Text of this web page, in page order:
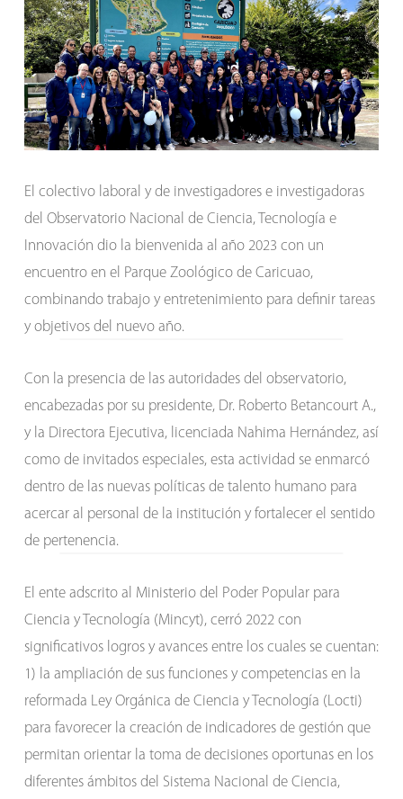
El colectivo laboral y de investigadores e investigadoras
del Observatorio Nacional de Ciencia, Tecnología e
Innovación dio la bienvenida al año 2023 con un
encuentro en el Parque Zoológico de Caricuao,
combinando trabajo y entretenimiento para definir tareas
y objetivos del nuevo año.
Con la presencia de las autoridades del observatorio,
encabezadas por su presidente, Dr. Roberto Betancourt A.,
y la Directora Ejecutiva, licenciada Nahima Hernández, así
como de invitados especiales, esta actividad se enmarcó
dentro de las nuevas políticas de talento humano para
acercar al personal de la institución y fortalecer el sentido
de pertenencia.
El ente adscrito al Ministerio del Poder Popular para
Ciencia y Tecnología (Mincyt), cerró 2022 con
significativos logros y avances entre los cuales se cuentan:
1) la ampliación de sus funciones y competencias en la
reformada Ley Orgánica de Ciencia y Tecnología (Locti)
para favorecer la creación de indicadores de gestión que
permitan orientar la toma de decisiones oportunas en los
diferentes ámbitos del Sistema Nacional de Ciencia,